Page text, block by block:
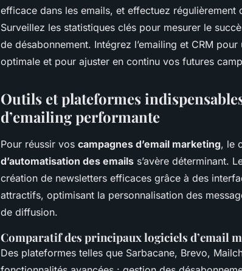
efficace dans les emails, et effectuez régulièrement
Surveillez les statistiques clés pour mesurer le
de désabonnement. Intégrez l’emailing et CRM
optimale et pour ajuster en continu vos futures
Outils et plateformes
d’emailing performante
Pour réussir vos campagnes d’email marketing, le
d’automatisation des emails s’avère déterminant.
création de newsletters efficaces grâce à des
attractifs, optimisant la personnalisation des
de diffusion.
Comparatif des principaux logiciels d’email
Des plateformes telles que Sarbacane, Brevo,